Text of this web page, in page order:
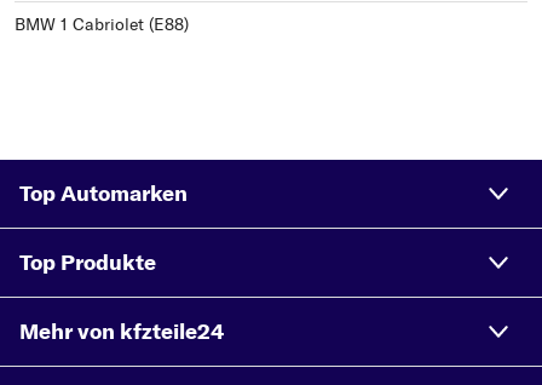
BMW 1 Cabriolet (E88)
Top Automarken
Top Produkte
Mehr von kfzteile24